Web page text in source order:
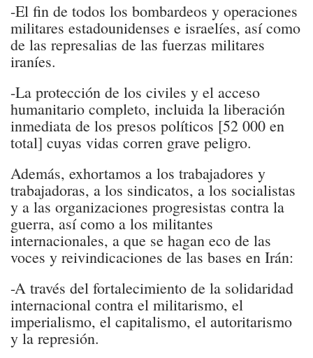
-El fin de todos los bombardeos y operaciones
militares estadounidenses e israelíes, así como
de las represalias de las fuerzas militares
iraníes.
-La protección de los civiles y el acceso
humanitario completo, incluida la liberación
inmediata de los presos políticos [52 000 en
total] cuyas vidas corren grave peligro.
Además, exhortamos a los trabajadores y
trabajadoras, a los sindicatos, a los socialistas
y a las organizaciones progresistas contra la
guerra, así como a los militantes
internacionales, a que se hagan eco de las
voces y reivindicaciones de las bases en Irán:
-A través del fortalecimiento de la solidaridad
internacional contra el militarismo, el
imperialismo, el capitalismo, el autoritarismo
y la represión.